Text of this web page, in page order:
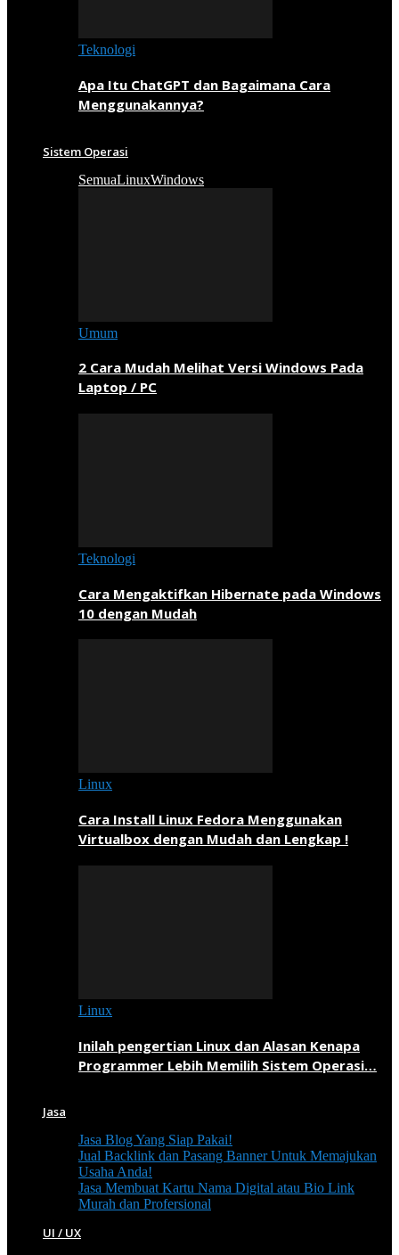
Teknologi
Apa Itu ChatGPT dan Bagaimana Cara
Menggunakannya?
Sistem Operasi
SemuaLinuxWindows
Umum
2 Cara Mudah Melihat Versi Windows Pada
Laptop / PC
Teknologi
Cara Mengaktifkan Hibernate pada Windows
10 dengan Mudah
Linux
Cara Install Linux Fedora Menggunakan
Virtualbox dengan Mudah dan Lengkap !
Linux
Inilah pengertian Linux dan Alasan Kenapa
Programmer Lebih Memilih Sistem Operasi…
Jasa
Jasa Blog Yang Siap Pakai!
Jual Backlink dan Pasang Banner Untuk Memajukan
Usaha Anda!
Jasa Membuat Kartu Nama Digital atau Bio Link
Murah dan Profersional
UI / UX